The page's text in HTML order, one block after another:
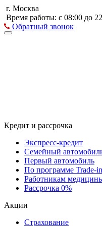
г. Москва
Время работы: с 08:00 до
Обратный звонок
Кредит и рассрочка
Экспресс-кредит
Семейный
Первый автомобиль
По программе Trade-in
Работникам
Рассрочка 0%
Акции
Страхование